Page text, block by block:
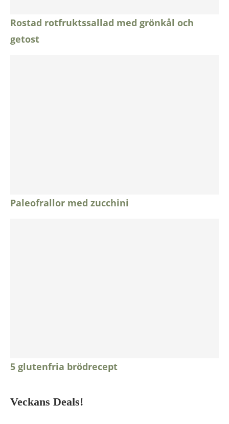
Rostad rotfruktssallad med grönkål och
getost
Paleofrallor med zucchini
5 glutenfria brödrecept
Veckans Deals!